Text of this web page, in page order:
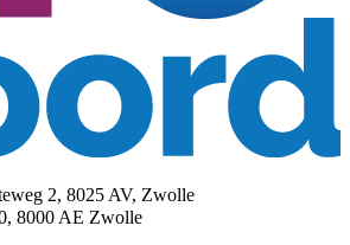
2, 8025 AV, Zwolle
8000 AE Zwolle